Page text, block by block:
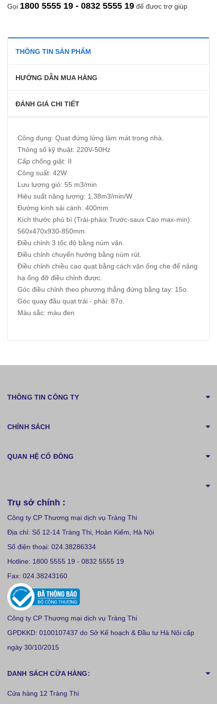
Gọi 1800 5555 19 - 0832 5555 19 để được trợ giúp
THÔNG TIN SẢN PHẨM
HƯỚNG DẪN MUA HÀNG
ĐÁNH GIÁ CHI TIẾT
Công dụng: Quạt đứng lửng làm mát trong nhà.
Thông số kỹ thuật: 220V-50Hz
Cấp chống giật: II
Công suất: 42W
Lưu lượng gió: 55 m3/min
Hiệu suất năng lượng: 1,38m3/min/W
Đường kính sải cánh: 400mm.
Kích thước phủ bì (Trái-phảix Trước-saux Cao max-min):
560x470x930-850mm.
Điều chỉnh 3 tốc độ bằng núm vặn.
Điều chỉnh chuyển hướng bằng núm rút.
Điều chỉnh chiều cao quạt bằng cách vặn ống che để nâng
hạ ống đỡ điều chỉnh được.
Góc điều chỉnh theo phương thẳng đứng bằng tay: 15o.
Góc quay đầu quạt trái - phải: 87o.
Màu sắc: màu đen
THÔNG TIN CÔNG TY
CHÍNH SÁCH
QUAN HỆ CỔ ĐÔNG
Trụ sở chính :
Công ty CP Thương mại dịch vụ Tràng Thi
Địa chỉ: Số 12-14 Tràng Thi, Hoàn Kiếm, Hà Nội
Số điện thoại: 024.38286334
Hotline: 1800 5555 19 - 0832 5555 19
Fax: 024.38243160
Công ty CP Thương mại dịch vụ Tràng Thi
GPDKKD: 0100107437 do Sở Kế hoạch & Đầu tư Hà Nội cấp
ngày 30/10/2015
DANH SÁCH CỬA HÀNG:
Cửa hàng 12 Tràng Thi